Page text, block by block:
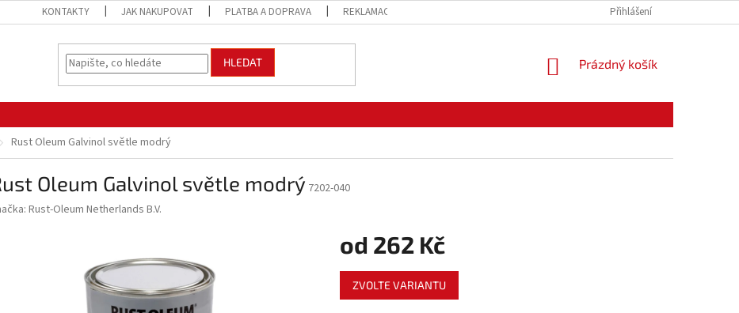
KONTAKTY JAK NAKUPOVAT PLATBA A DOPRAVA REKLAMACE ZBOŽÍ PODMÍNKY OCHRANY
Přihlášení
HLEDAT
NÁKUPNÍ
Prázdný košík
Rust Oleum Galvinol světle modrý
Oleum Galvinol světle modrý 7202-040
Rust-Oleum Netherlands B.V.
od 262 Kč
Měrná
cena:
ZVOLTE VARIANTU